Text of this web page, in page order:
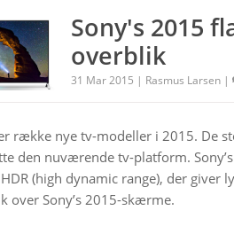
Sony's 2015
overblik
31 Mar 2015 | Rasmus Larsen |
række nye tv-modeller i 2015. De
den nuværende tv-platform.
(high dynamic range), der
over Sony’s 2015-skærme.